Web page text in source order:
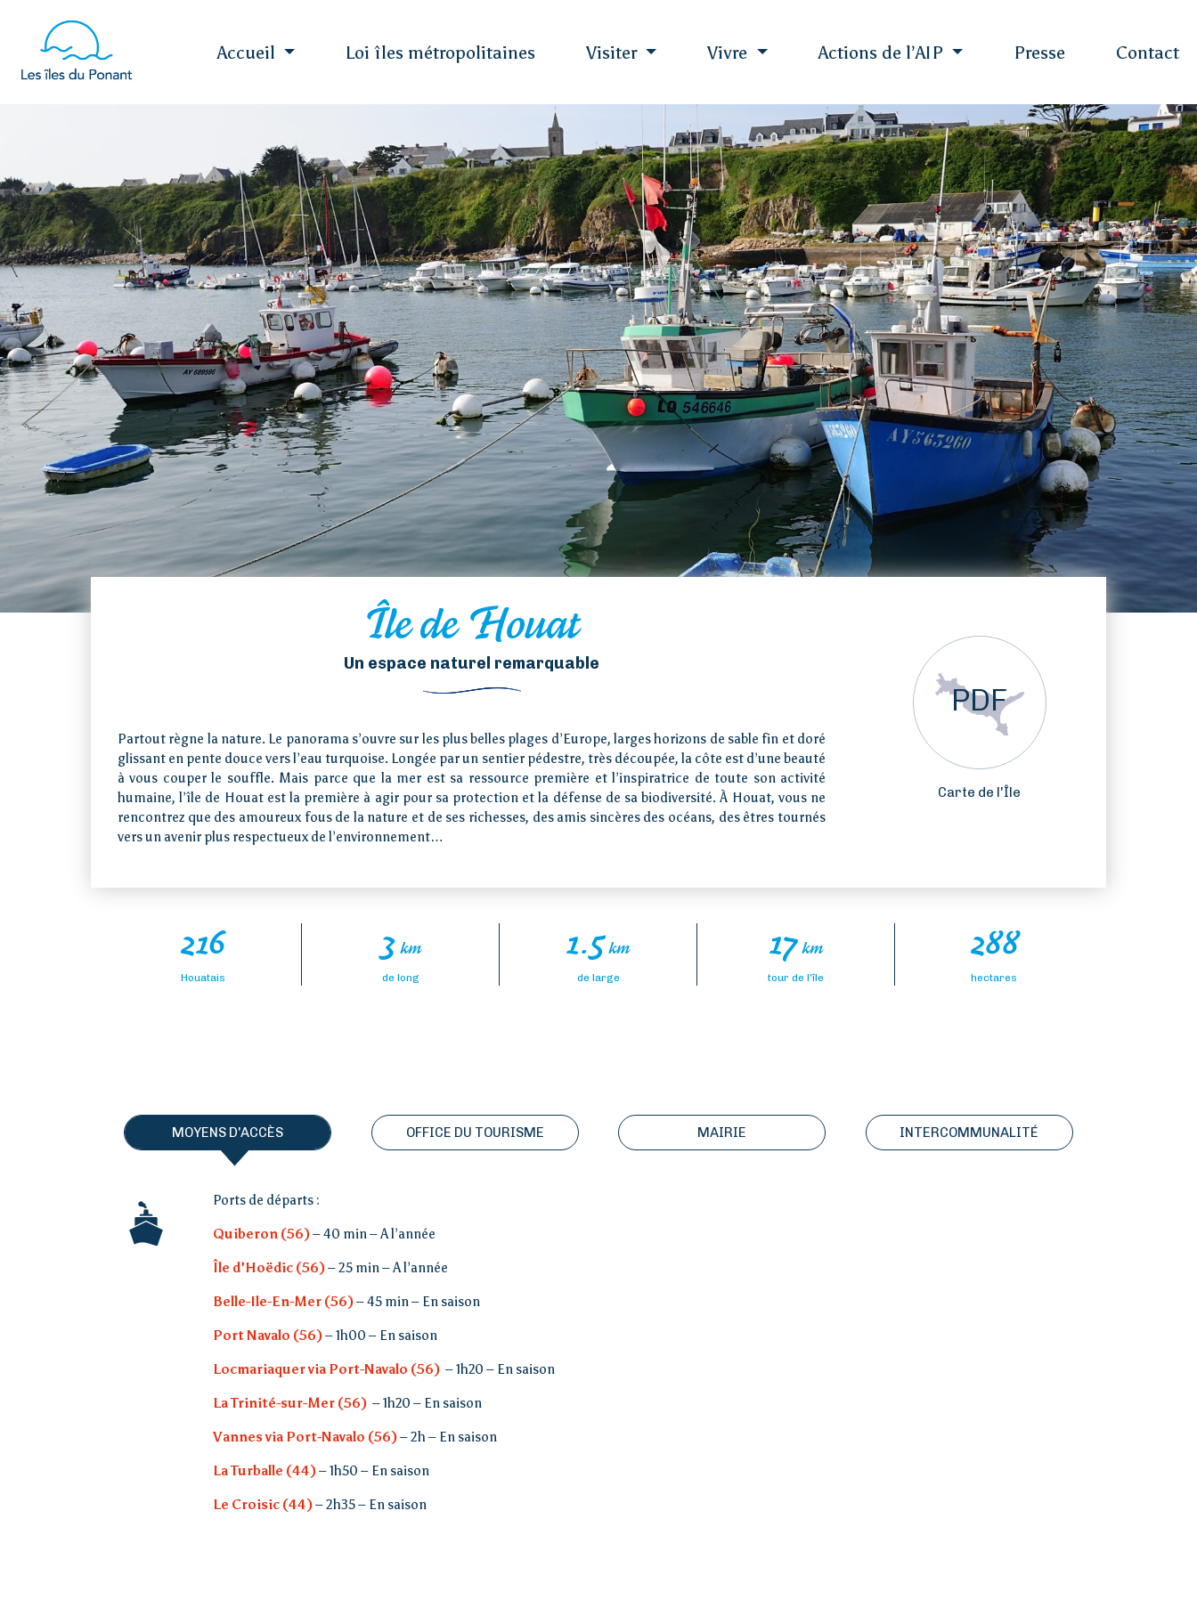
Accueil Loi îles métropolitaines Visiter Vivre Actions de l’AIP Presse Contact
Île de Houat
Un espace naturel remarquable
Partout règne la nature. Le panorama s’ouvre sur les plus belles plages d’Europe, larges horizons de sable fin et doré
glissant en pente douce vers l’eau turquoise. Longée par un sentier pédestre, très découpée, la côte est d’une beauté
à vous couper le souffle. Mais parce que la mer est sa ressource première et l’inspiratrice de toute son activité
humaine, l’île de Houat est la première à agir pour sa protection et la défense de sa biodiversité. À Houat, vous ne
rencontrez que des amoureux fous de la nature et de ses richesses, des amis sincères des océans, des êtres tournés
vers un avenir plus respectueux de l’environnement…
PDF
Carte de l'Île
216
Houatais
3 km
de long
1.5km
de large
17 km
tour de l'île
288
hectares
MOYENS D'ACCÈS OFFICE DU TOURISME MAIRIE INTERCOMMUNALITÉ
Ports de départs :
Quiberon (56)– 40 min – A l’année
Île d’Hoëdic (56)– 25 min – A l’année
Belle-Ile-En-Mer (56)– 45 min – En saison
Port Navalo (56)– 1h00 – En saison
Locmariaquer via Port-Navalo (56) – 1h20 – En saison
La Trinité-sur-Mer (56) – 1h20 – En saison
Vannes via Port-Navalo (56)– 2h – En saison
La Turballe (44)– 1h50 – En saison
Le Croisic (44)– 2h35 – En saison